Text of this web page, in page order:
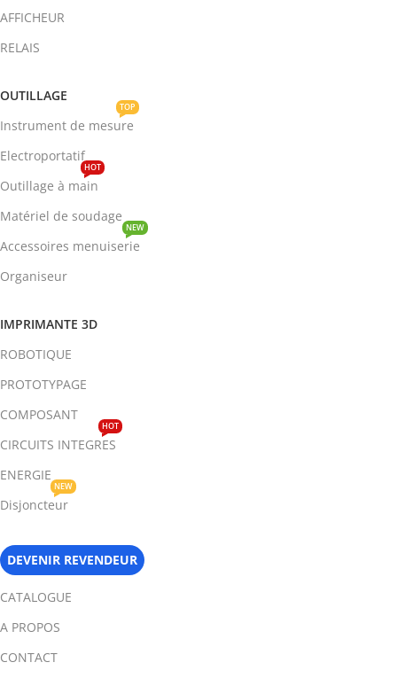
AFFICHEUR
RELAIS
OUTILLAGE
Instrument de mesure
TOP
Electroportatif
Outillage à main
HOT
Matériel de soudage
Accessoires menuiserie
NEW
Organiseur
IMPRIMANTE 3D
ROBOTIQUE
PROTOTYPAGE
COMPOSANT
CIRCUITS INTEGRES
HOT
ENERGIE
Disjoncteur
NEW
DEVENIR REVENDEUR
CATALOGUE
A PROPOS
CONTACT